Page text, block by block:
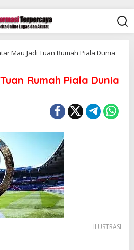
Mau Jadi Tuan Rumah Piala Dunia
Rumah Piala Dunia
ILUSTRASI